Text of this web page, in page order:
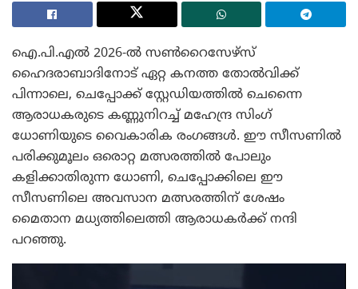
ഐ.പി.എൽ 2026-ൽ സൺറൈസേഴ്‌സ്
ഹൈദരാബാദിനോട് ഏറ്റ കനത്ത തോൽവിക്ക്
പിന്നാലെ, ചെപ്പോക്ക് സ്റ്റേഡിയത്തിൽ ചെന്നൈ
ആരാധകരുടെ കണ്ണുനിറച്ച് മഹേന്ദ്ര സിംഗ്
ധോണിയുടെ വൈകാരിക രംഗങ്ങൾ. ഈ സീസണിൽ
പരിക്കുമൂലം ഒരൊറ്റ മത്സരത്തിൽ പോലും
കളിക്കാതിരുന്ന ധോണി, ചെപ്പോക്കിലെ ഈ
സീസണിലെ അവസാന മത്സരത്തിന് ശേഷം
മൈതാന മധ്യത്തിലെത്തി ആരാധകർക്ക് നന്ദി
പറഞ്ഞു.